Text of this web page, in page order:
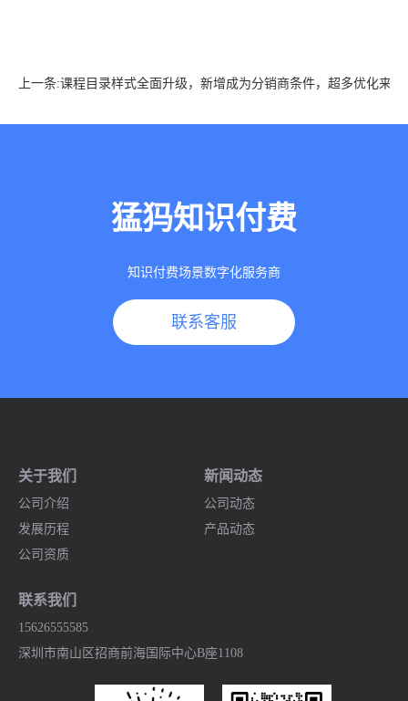
上一条:课程目录样式全面升级，新增成为分销商条件，超多优化来袭
猛犸知识付费
知识付费场景数字化服务商
联系客服
关于我们
公司介绍
发展历程
公司资质
新闻动态
公司动态
产品动态
联系我们
15626555585
深圳市南山区招商前海国际中心B座1108